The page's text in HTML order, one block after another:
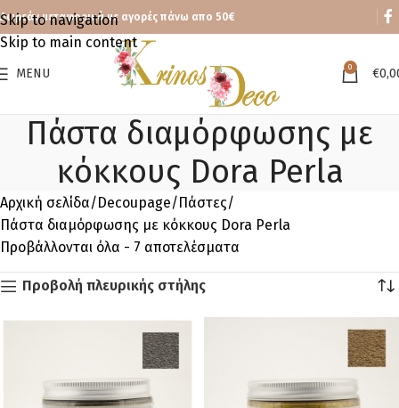
Skip to navigation
Skip to main content
Δωρεάν μεταφορικά με αγορές πάνω απο 50€
MENU 0 €
Πάστα διαμόρφωσης με
κόκκους Dora Perla
Αρχική σελίδα Decoupage Πάστες
Πάστα διαμόρφωσης με κόκκους Dora Perla
Προβάλλονται όλα - 7 αποτελέσματα
Προβολή πλευρικής στήλης